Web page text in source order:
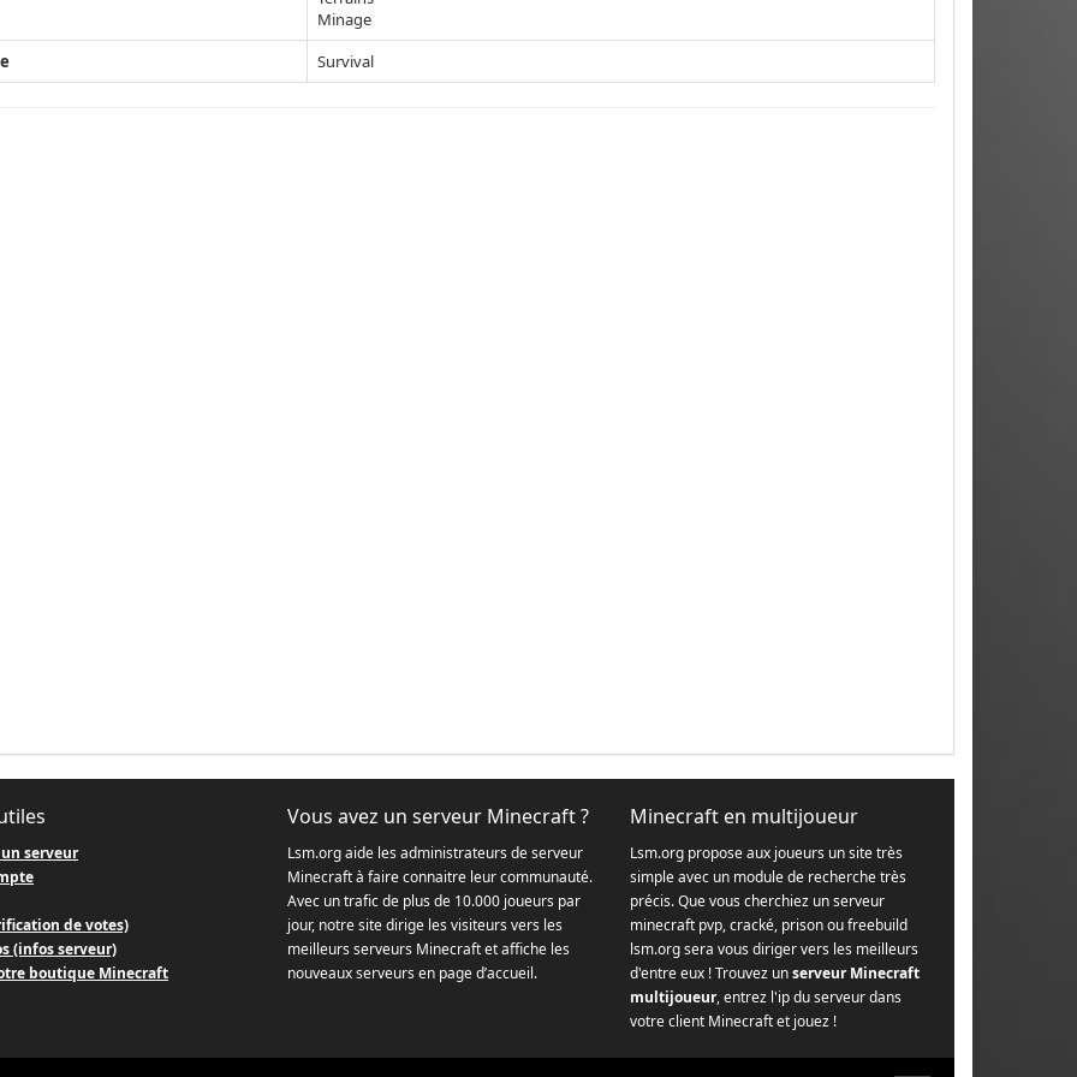
Minage
Survival
serveur
de votes)
(infos serveur)
boutique Minecraft
Vous avez un serveur Minecraft ?
Lsm.org aide les administrateurs de serveur
Minecraft à faire connaitre leur communauté.
Avec un trafic de plus de 10.000 joueurs par
jour, notre site dirige les visiteurs vers les
meilleurs serveurs Minecraft et affiche les
nouveaux serveurs en page d’accueil.
Minecraft en multijoueur
Lsm.org propose aux joueurs un site très
simple avec un module de recherche très
précis. Que vous cherchiez un serveur
minecraft pvp, cracké, prison ou freebuild
lsm.org sera vous diriger vers les meilleurs
d'entre eux ! Trouvez unserveur Minecraft
multijoueur, entrez l'ip du serveur dans
votre client Minecraft et jouez !